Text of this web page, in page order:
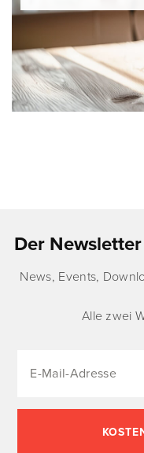
Der
News, Events,
Alle zwei